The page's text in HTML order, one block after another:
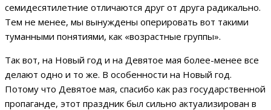
семидесятилетние отличаются друг от друга радикально.
Тем не менее, мы вынуждены оперировать вот такими
туманными понятиями, как «возрастные группы».
Так вот, на Новый год и на Девятое мая более-менее все
делают одно и то же. В особенности на Новый год.
Потому что Девятое мая, спасибо как раз государственной
пропаганде, этот праздник был сильно актуализирован в